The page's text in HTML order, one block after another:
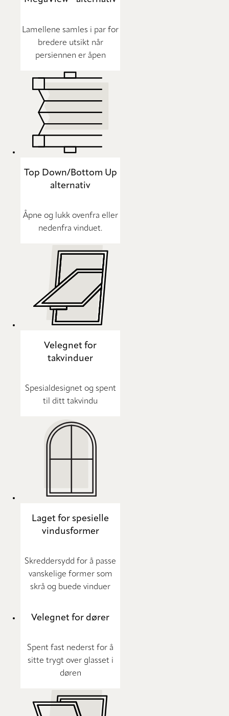
Lamellene samles i par for
bredere utsikt når
persiennen er åpen
Top Down/Bottom Up
alternativ
Åpne og lukk ovenfra eller
nedenfra vinduet.
Velegnet for
takvinduer
Spesialdesignet og spent
til ditt takvindu
Laget for spesielle
vindusformer
Skreddersydd for å passe
vanskelige former som
skrå og buede vinduer
Velegnet for dører
Spent fast nederst for å
sitte trygt over glasset i
døren